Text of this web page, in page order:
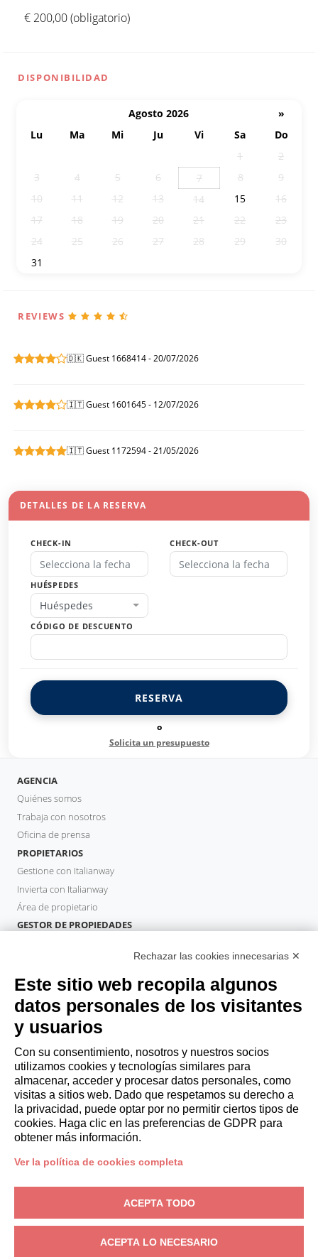
€ 200,00 (obligatorio)
DISPONIBILIDAD
Agosto 2026
»
Lu
Ma Mi Ju Vi Sa
Do
1
2
3
4 5 6 7 8
9
10
11 12 13 14 15
16
17
18 19 20 21 22
23
24
25 26 27 28 29
30
31
REVIEWS
🇩🇰 Guest 1668414 - 20/07/2026
🇮🇹 Guest 1601645 - 12/07/2026
🇮🇹 Guest 1172594 - 21/05/2026
DETALLES DE LA RESERVA
CHECK-IN CHECK-OUT
HUÉSPEDES
Huéspedes
CÓDIGO DE DESCUENTO
RESERVA
o
Solicita un presupuesto
AGENCIA
Quiénes somos
Trabaja con nosotros
Oficina de prensa
PROPIETARIOS
Gestione con Italianway
Invierta con Italianway
Área de propietario
GESTOR DE PROPIEDADES
HUÉSPEDES
Reserve una estancia
Estancias largas
Experiencias para los Huéspedes
Descuentos para husespedes
Convenios para empresas
booking@italianway.house
+390286882952
N.° de IVA: 08839180968 -PMI Innovativa
Privacidad-Condiciones-Cookies-Whistleblowing
Rechazar las cookies innecesarias ✕
Este sitio web recopila algunos
datos personales de los visitantes
y usuarios
Con su consentimiento, nosotros y nuestros socios
utilizamos cookies y tecnologías similares para
almacenar, acceder y procesar datos personales, como
visitas a sitios web. Dado que respetamos su derecho a
la privacidad, puede optar por no permitir ciertos tipos de
cookies. Haga clic en las preferencias de GDPR para
obtener más información.
Ver la política de cookies completa
ACEPTA TODO
ACEPTA LO NECESARIO